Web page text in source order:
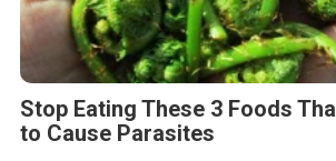
Stop Eating These 3 Foods
to Cause Parasites